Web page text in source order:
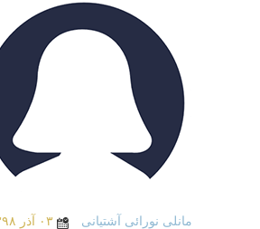
مانلی نورائی آشتیانی
۰۳ آذر ۱۳۹۸ ۱۳:۵۰